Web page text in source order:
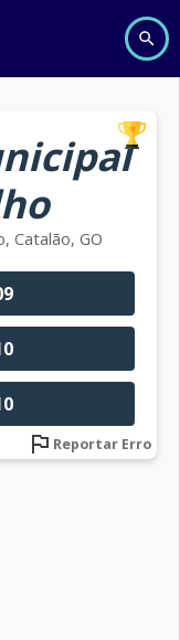
Catalão, GO
Reportar Erro